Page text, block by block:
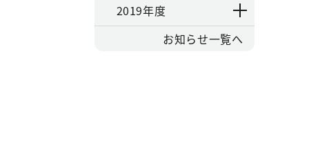
2019年度
お知らせ一覧へ